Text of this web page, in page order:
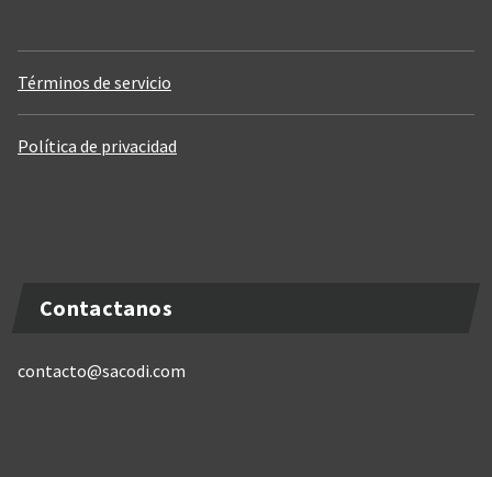
Términos de servicio
Política de privacidad
Contactanos
contacto@sacodi.com